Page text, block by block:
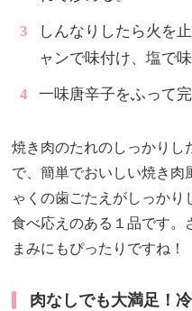
しんなりしたら火を
ャンで味付け、塩で
一味唐辛子をふって完
焼き肉のたれのしっかりし
で、簡単でおいしい焼き肉
ゃくの歯ごたえがしっかり
食べ応えのある１品です。
まみにもぴったりですね！
肉なしでも大満足！